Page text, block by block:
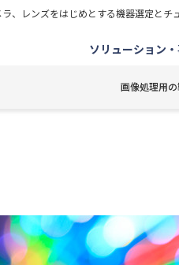
、レンズをはじめとする機器選定とチ
ソリューション
画像処理用